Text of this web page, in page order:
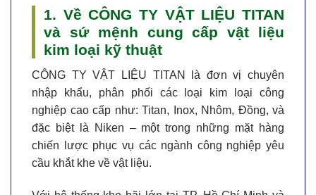
1. Về CÔNG TY VẬT LIỆU TITAN
và sứ mệnh cung cấp vật liệu
kim loại kỹ thuật
CÔNG TY VẬT LIỆU TITAN
là đơn vị chuyên
nhập khẩu, phân phối các loại kim loại công
nghiệp cao cấp như: Titan, Inox, Nhôm, Đồng, và
đặc biệt là
Niken – một trong những mặt hàng
chiến lược phục vụ các ngành công nghiệp yêu
cầu khắt khe về vật liệu.